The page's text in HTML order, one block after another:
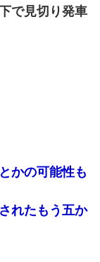
で見切り発車
かの可能性も
れたもう五か